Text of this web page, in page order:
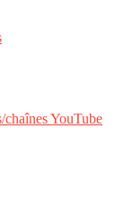
chaînes YouTube